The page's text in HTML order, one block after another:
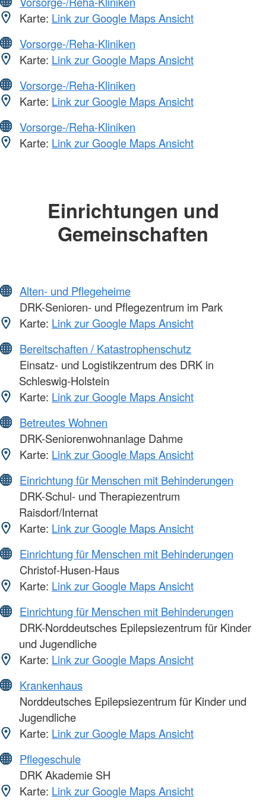
Karte: Link zur Google Maps Ansicht
Vorsorge-/Reha-Kliniken
Karte: Link zur Google Maps Ansicht
Vorsorge-/Reha-Kliniken
Karte: Link zur Google Maps Ansicht
Vorsorge-/Reha-Kliniken
Karte: Link zur Google Maps Ansicht
Einrichtungen und
Gemeinschaften
Alten- und Pflegeheime
DRK-Senioren- und Pflegezentrum im Park
Karte: Link zur Google Maps Ansicht
Bereitschaften / Katastrophenschutz
Einsatz- und Logistikzentrum des DRK in
Schleswig-Holstein
Karte: Link zur Google Maps Ansicht
Betreutes Wohnen
DRK-Seniorenwohnanlage Dahme
Karte: Link zur Google Maps Ansicht
Einrichtung für Menschen mit Behinderungen
DRK-Schul- und Therapiezentrum
Raisdorf/Internat
Karte: Link zur Google Maps Ansicht
Einrichtung für Menschen mit Behinderungen
Christof-Husen-Haus
Karte: Link zur Google Maps Ansicht
Einrichtung für Menschen mit Behinderungen
DRK-Norddeutsches Epilepsiezentrum für Kinder
und Jugendliche
Karte: Link zur Google Maps Ansicht
Krankenhaus
Norddeutsches Epilepsiezentrum für Kinder und
Jugendliche
Karte: Link zur Google Maps Ansicht
Pflegeschule
DRK Akademie SH
Karte: Link zur Google Maps Ansicht